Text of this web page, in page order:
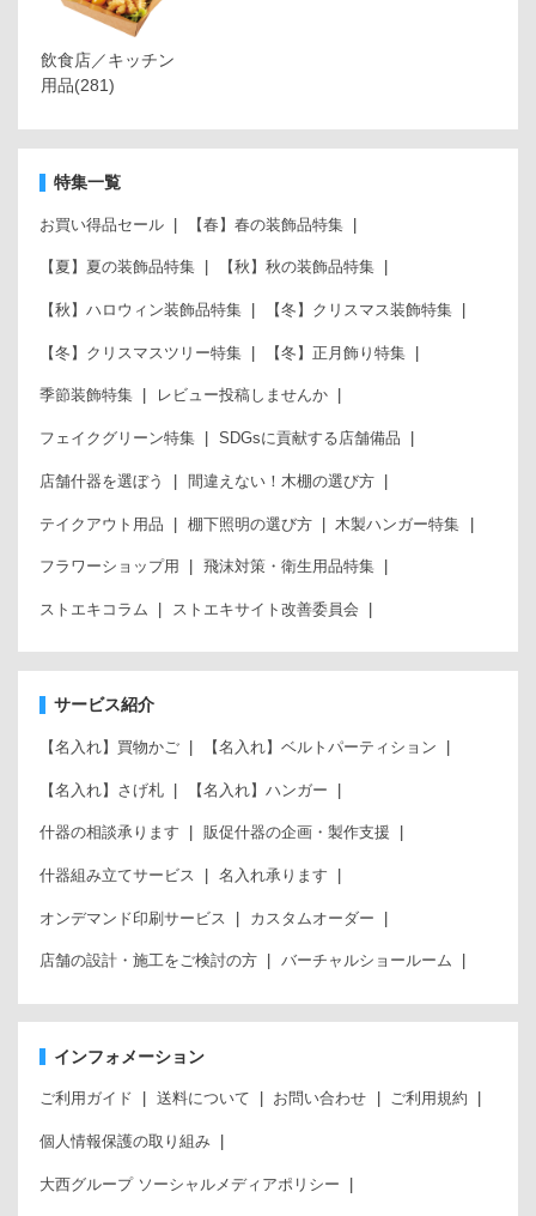
飲食店／キッチン
用品(281)
特集一覧
お買い得品セール 【春】春の装飾品特集
【夏】夏の装飾品特集 【秋】秋の装飾品特集
【秋】ハロウィン装飾品特集 【冬】クリスマス装飾特集
【冬】クリスマスツリー特集 【冬】正月飾り特集
季節装飾特集 レビュー投稿しませんか
フェイクグリーン特集 SDGsに貢献する店舗備品
店舗什器を選ぼう 間違えない！木棚の選び方
テイクアウト用品 棚下照明の選び方 木製ハンガー特集
フラワーショップ用 飛沫対策・衛生用品特集
ストエキコラム ストエキサイト改善委員会
サービス紹介
【名入れ】買物かご 【名入れ】ベルトパーティション
【名入れ】さげ札 【名入れ】ハンガー
什器の相談承ります 販促什器の企画・製作支援
什器組み立てサービス 名入れ承ります
オンデマンド印刷サービス カスタムオーダー
店舗の設計・施工をご検討の方 バーチャルショールーム
インフォメーション
ご利用ガイド 送料について お問い合わせ ご利用規約
個人情報保護の取り組み
大西グループ ソーシャルメディアポリシー